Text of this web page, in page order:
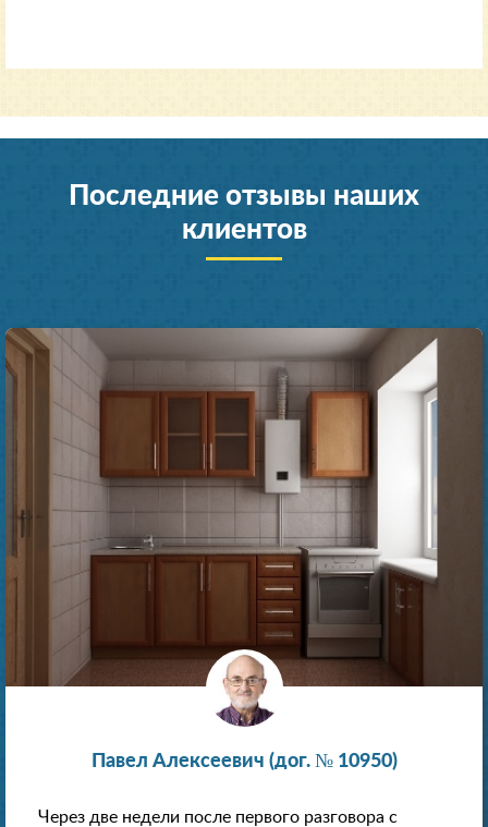
Последние отзывы наших
клиентов
Павел Алексеевич (дог. № 10950)
Через две недели после первого разговора с